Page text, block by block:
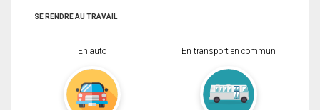
SE RENDRE AU TRAVAIL
En auto En transport en commun